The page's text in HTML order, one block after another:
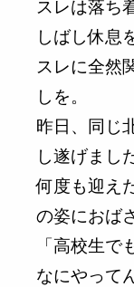
スレは落ち
しばし休息
スレに全然
しを。
昨日、同じ
し遂げまし
何度も迎え
の姿におば
「高校生
なにやって